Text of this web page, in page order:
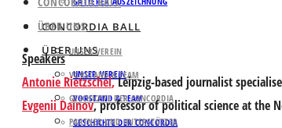
CONCORDIA BALL
ÜBER UNS
UNSER VEREIN
VORSTAND & TEAM
GESCHICHTE DER CONCORDIA
ÜBER UNS
UNSER VEREIN
VORSTAND & TEAM
GESCHICHTE DER CONCORDIA
PARTNER UND UNTERSTÜTZER
Speakers
Antonie Rietzschel,Leipzig-based journalist
Evgenii Dainov, professor of political science at the